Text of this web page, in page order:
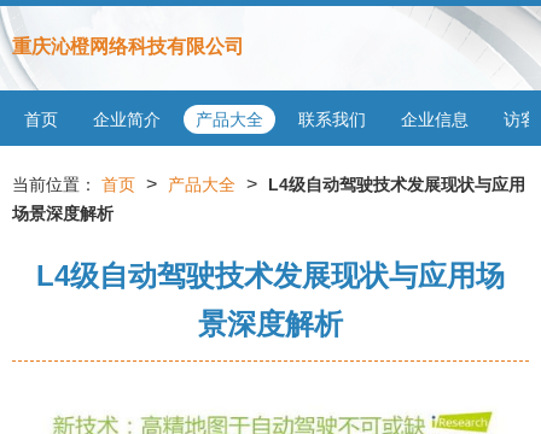
重庆沁橙网络科技有限公司
首页 企业简介 产品大全 联系我们 企业信息 访客
当前位置： 首页 > 产品大全 >
L4级自动驾驶技术发展现状与应用
场景深度解析
L4级自动驾驶技术发展现状与应用场
景深度解析